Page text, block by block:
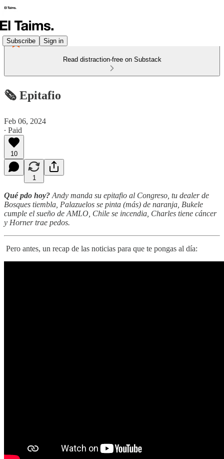
Subscribe Sign in
Read distraction-free on Substack
🗞️ Epitafio
Feb 06, 2024
∙ Paid
10
1
Qué pdo hoy? Andy manda su epitafio al Congreso, tu dealer de
Bosques tiembla, Palazuelos se pinta (más) de naranja, Bukele
cumple el sueño de AMLO, Chile se incendia, Charles tiene cáncer
y Horner trae pedos.
Pero antes, un recap de las noticias para que te pongas al día: